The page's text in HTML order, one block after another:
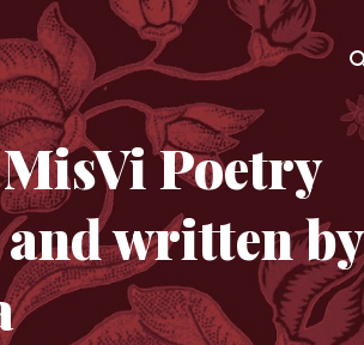
Poetry
and written by